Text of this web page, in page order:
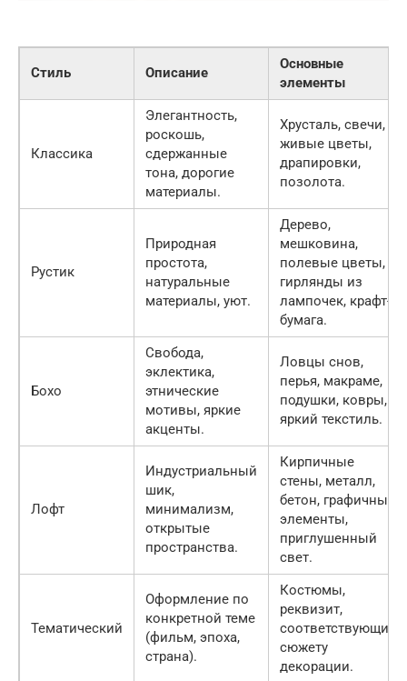
Стиль Описание
Основные
элементы
Классика
Элегантность,
роскошь,
сдержанные
тона, дорогие
материалы.
Хрусталь, свечи,
живые цветы,
драпировки,
позолота.
Рустик
Природная
простота,
натуральные
материалы, уют.
Дерево,
мешковина,
полевые цветы,
гирлянды из
лампочек, крафт-
бумага.
Бохо
Свобода,
эклектика,
этнические
мотивы, яркие
акценты.
Ловцы снов,
перья, макраме,
подушки, ковры,
яркий текстиль.
Лофт
Индустриальный
шик,
минимализм,
открытые
пространства.
Кирпичные
стены, металл,
бетон, графичные
элементы,
приглушенный
свет.
Тематический
Оформление по
конкретной теме
(фильм, эпоха,
страна).
Костюмы,
реквизит,
соответствующие
сюжету
декорации.